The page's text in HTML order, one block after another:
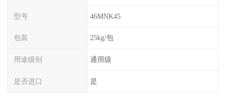
型号 46MNK45
包装 25kg/包
用途级别 通用级
是否进口 是